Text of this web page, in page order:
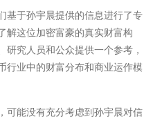
基于孙宇晨提供的信息进行了专
解这位加密富豪的真实财富构
究人员和公众提供一个参考，
行业中的财富分布和商业运作模
可能没有充分考虑到孙宇晨对信